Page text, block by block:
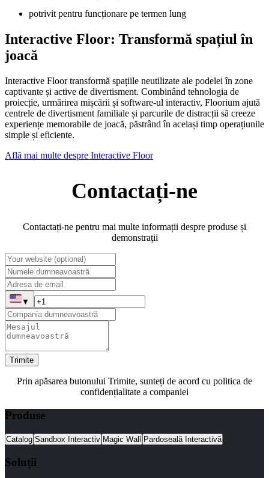
potrivit pentru funcționare pe termen lung
Interactive Floor: Transformă spațiul în
joacă
Interactive Floor transformă spațiile neutilizate ale podelei în zone
captivante și active de divertisment. Combinând tehnologia de
proiecție, urmărirea mișcării și software-ul interactiv, Floorium ajută
centrele de divertisment familiale și parcurile de distracții să creeze
experiențe memorabile de joacă, păstrând în același timp operațiunile
simple și eficiente.
Află mai multe despre Interactive Floor
Contactați-ne
Contactați-ne pentru mai multe informații despre produse și
demonstrații
▼
Trimite
Prin apăsarea butonului Trimite, sunteți de acord cu politica de
confidențialitate a companiei
Produse
Catalog Sandbox Interactiv Magic Wall Pardoseală Interactivă
Soluții